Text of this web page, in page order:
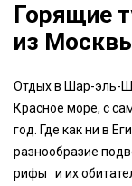
Горящие
из
Отдых в Шар-эль-
Красное море, с
год. Где как ни в
разнообразие
рифы и их